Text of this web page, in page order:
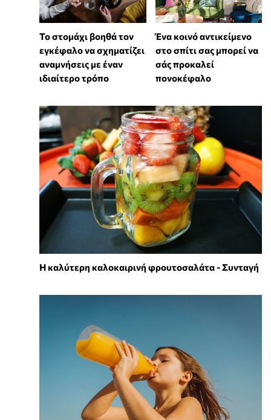
Το στομάχι βοηθά τον
εγκέφαλο να σχηματίζει
αναμνήσεις με έναν
ιδιαίτερο τρόπο
Ένα κοινό αντικείμενο
στο σπίτι σας μπορεί να
σάς προκαλεί
πονοκέφαλο
Η καλύτερη καλοκαιρινή φρουτοσαλάτα - Συνταγή